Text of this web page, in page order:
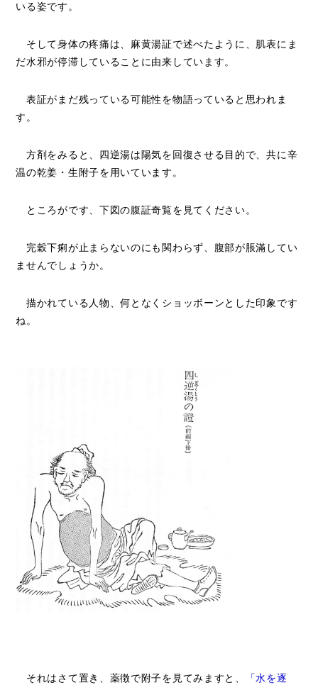
いる姿です。
そして身体の疼痛は、麻黄湯証で述べたように、肌表にま
だ水邪が停滞していることに由来しています。
表証がまだ残っている可能性を物語っていると思われま
す。
方剤をみると、四逆湯は陽気を回復させる目的で、共に辛
温の乾姜・生附子を用いています。
ところがです、下図の腹証奇覧を見てください。
完穀下痢が止まらないのにも関わらず、腹部が脹滿してい
ませんでしょうか。
描かれている人物、何となくショッボーンとした印象です
ね。
それはさて置き、薬徴で附子を見てみますと、
「水を逐